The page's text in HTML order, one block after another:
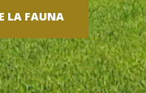
LA FAUNA